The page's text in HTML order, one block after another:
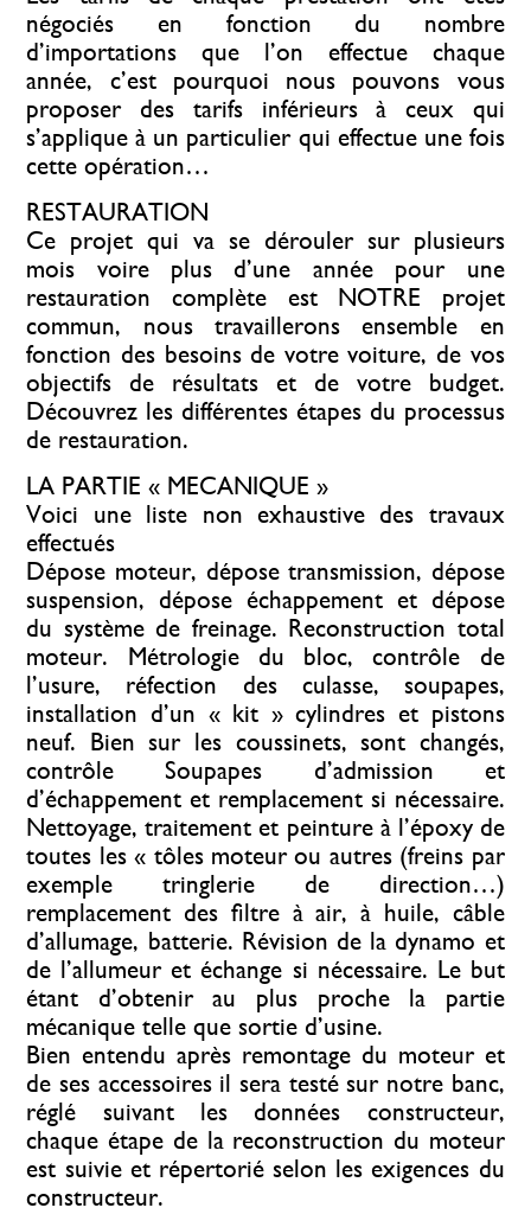
négociés en fonction du nombre
d’importations que l’on effectue chaque
année, c’est pourquoi nous pouvons vous
proposer des tarifs inférieurs à ceux qui
s’applique à un particulier qui effectue une fois
cette opération…
RESTAURATION
Ce projet qui va se dérouler sur plusieurs
mois voire plus d’une année pour une
restauration complète est NOTRE projet
commun, nous travaillerons ensemble en
fonction des besoins de votre voiture, de vos
objectifs de résultats et de votre budget.
Découvrez les différentes étapes du processus
de restauration.
LA PARTIE « MECANIQUE »
Voici une liste non exhaustive des travaux
effectués
Dépose moteur, dépose transmission, dépose
suspension, dépose échappement et dépose
du système de freinage. Reconstruction total
moteur. Métrologie du bloc, contrôle de
l’usure, réfection des culasse, soupapes,
installation d’un « kit » cylindres et pistons
neuf. Bien sur les coussinets, sont changés,
contrôle Soupapes d’admission et
d’échappement et remplacement si nécessaire.
Nettoyage, traitement et peinture à l’époxy de
toutes les « tôles moteur ou autres (freins par
exemple tringlerie de direction…)
remplacement des filtre à air, à huile, câble
d’allumage, batterie. Révision de la dynamo et
de l’allumeur et échange si nécessaire. Le but
étant d’obtenir au plus proche la partie
mécanique telle que sortie d’usine.
Bien entendu après remontage du moteur et
de ses accessoires il sera testé sur notre banc,
réglé suivant les données constructeur,
chaque étape de la reconstruction du moteur
est suivie et répertorié selon les exigences du
constructeur.